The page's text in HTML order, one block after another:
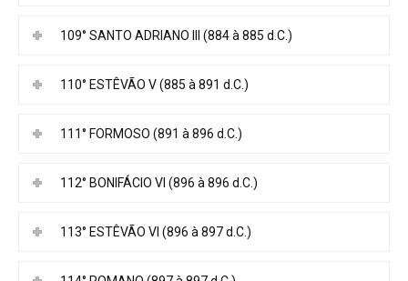
109° SANTO ADRIANO III (884 à 885 d.C.)
110° ESTÊVÃO V (885 à 891 d.C.)
111° FORMOSO (891 à 896 d.C.)
112° BONIFÁCIO VI (896 à 896 d.C.)
113° ESTÊVÃO VI (896 à 897 d.C.)